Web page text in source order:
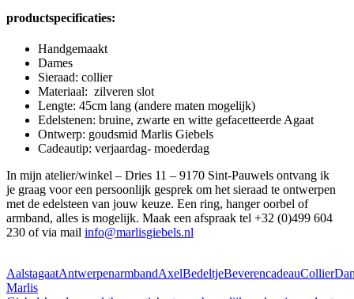
productspecificaties:
Handgemaakt
Dames
Sieraad: collier
Materiaal: zilveren slot
Lengte: 45cm lang (andere maten mogelijk)
Edelstenen: bruine, zwarte en witte gefacetteerde Agaat
Ontwerp: goudsmid Marlis Giebels
Cadeautip: verjaardag- moederdag
In mijn atelier/winkel – Dries 11 – 9170 Sint-Pauwels ontvang ik
je graag voor een persoonlijk gesprek om het sieraad te ontwerpen
met de edelsteen van jouw keuze. Een ring, hanger oorbel of
armband, alles is mogelijk. Maak een afspraak tel +32 (0)499 604
230 of via mail info@marlisgiebels.nl
AalstagaatAntwerpenarmbandAxelBedeltjeBeverencadeauCollier
Marlis